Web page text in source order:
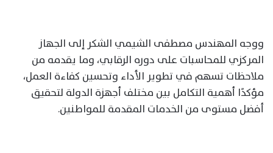
ووجه المهندس مصطفى الشيمي الشكر إلى الجهاز
المركزي للمحاسبات على دوره الرقابي، وما يقدمه من
ملاحظات تسهم في تطوير الأداء وتحسين كفاءة العمل،
مؤكدًا أهمية التكامل بين مختلف أجهزة الدولة لتحقيق
أفضل مستوى من الخدمات المقدمة للمواطنين.